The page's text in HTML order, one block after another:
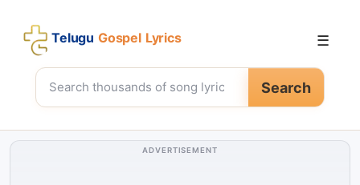
Telugu Gospel Lyrics
Search
☰
ADVERTISEMENT